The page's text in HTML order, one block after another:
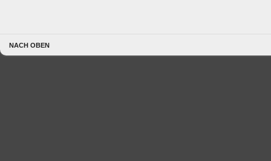
NACH OBEN